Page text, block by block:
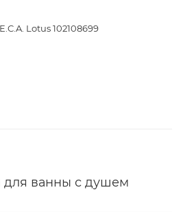
Lotus 102108699
для ванны с душем